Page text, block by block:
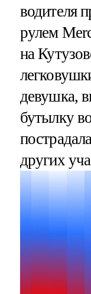
водителя
рулем
на
девушка,
бутылку
других